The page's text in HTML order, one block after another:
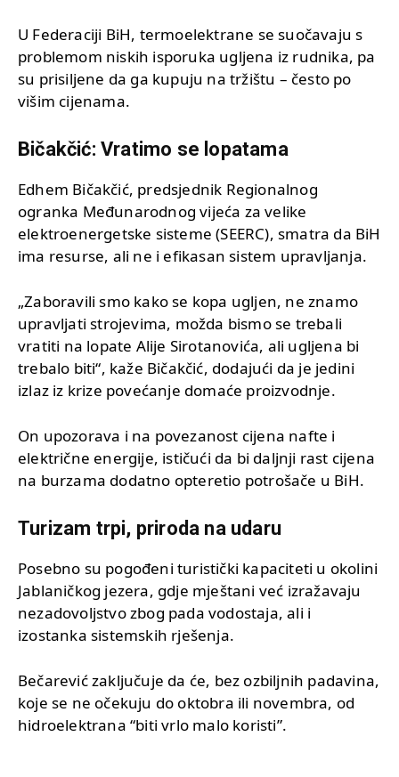
U Federaciji BiH, termoelektrane se suočavaju s
problemom niskih isporuka ugljena iz rudnika, pa
su prisiljene da ga kupuju na tržištu – često po
višim cijenama.
Bičakčić: Vratimo se lopatama
Edhem Bičakčić, predsjednik Regionalnog
ogranka Međunarodnog vijeća za velike
elektroenergetske sisteme (SEERC), smatra da BiH
ima resurse, ali ne i efikasan sistem upravljanja.
„Zaboravili smo kako se kopa ugljen, ne znamo
upravljati strojevima, možda bismo se trebali
vratiti na lopate Alije Sirotanovića, ali ugljena bi
trebalo biti“, kaže Bičakčić, dodajući da je jedini
izlaz iz krize povećanje domaće proizvodnje.
On upozorava i na povezanost cijena nafte i
električne energije, ističući da bi daljnji rast cijena
na burzama dodatno opteretio potrošače u BiH.
Turizam trpi, priroda na udaru
Posebno su pogođeni turistički kapaciteti u okolini
Jablaničkog jezera, gdje mještani već izražavaju
nezadovoljstvo zbog pada vodostaja, ali i
izostanka sistemskih rješenja.
Bečarević zaključuje da će, bez ozbiljnih padavina,
koje se ne očekuju do oktobra ili novembra, od
hidroelektrana “biti vrlo malo koristi”.